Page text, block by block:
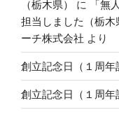
（栃木県）
に
「無
担当しました（栃木
ーチ株式会社 より
創立記念日（１周年
創立記念日（１周年